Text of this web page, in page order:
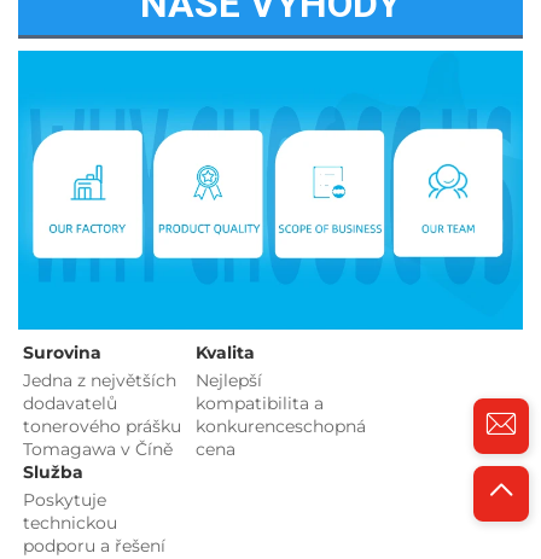
Surovina
Jedna z největších
dodavatelů
tonerového prášku
Tomagawa v Číně
Kvalita
Nejlepší
konkurenceschopná
cena
Služba
Poskytuje
technickou
podporu a řešení